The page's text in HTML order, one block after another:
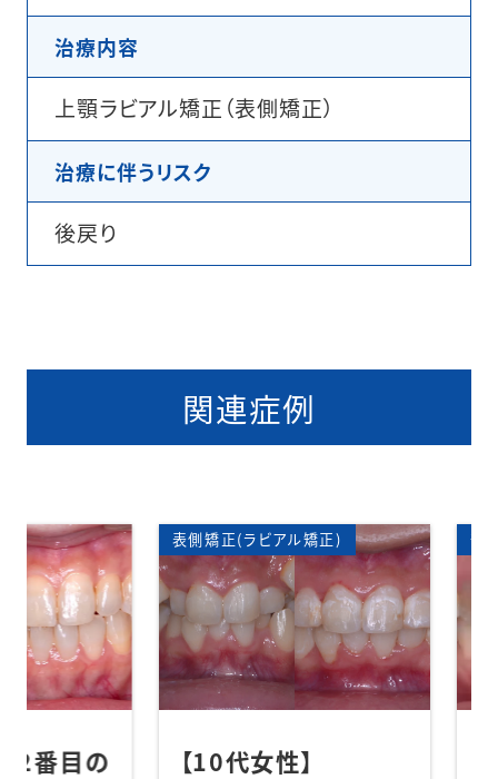
治療内容
上顎ラビアル矯正（表側矯正）
治療に伴うリスク
後戻り
関連症例
目の
矯正歯科
表側矯正(ラビアル矯正)
【10代女性】
矯正歯科
表側矯正
部分矯正